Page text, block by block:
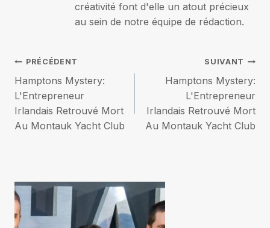
créativité font d'elle un atout précieux
au sein de notre équipe de rédaction.
Navigation
de
l’article
PRÉCÉDENT
Hamptons Mystery:
L'Entrepreneur
Irlandais Retrouvé Mort
Au Montauk Yacht Club
SUIVANT
Hamptons Mystery:
L'Entrepreneur
Irlandais Retrouvé Mort
Au Montauk Yacht Club